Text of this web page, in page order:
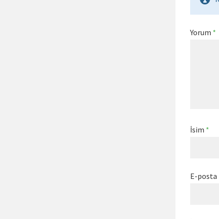
Yorum *
İsim *
E-posta